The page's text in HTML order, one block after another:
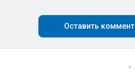
Оставить
-